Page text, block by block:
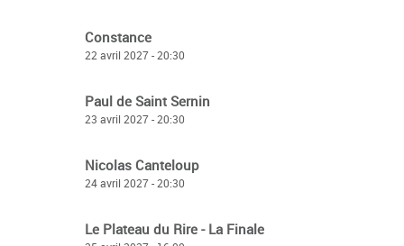
Constance
22 avril 2027 - 20:30
Paul de Saint Sernin
23 avril 2027 - 20:30
Nicolas Canteloup
24 avril 2027 - 20:30
Le Plateau du Rire - La Finale